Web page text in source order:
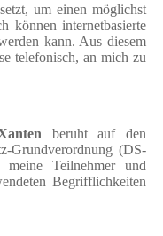
um einen möglichst
können internetbasierte
kann. Aus diesem
telefonisch, an mich zu
beruht auf den
Grundverordnung (DS-
Teilnehmer und
Begrifflichkeiten